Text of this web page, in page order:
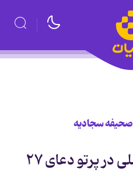
صحیفه سجادیه
درس‌های امنیت ملی در پرتو دعای ۲۷